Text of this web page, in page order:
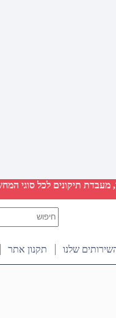
תיקונים לכל סוגי
results
שלנו תקנון אתר